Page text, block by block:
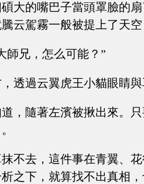
大的嘴巴子當頭罩臉的
云駕霧一般被提上了天
師兄，怎么可能？”
透過云翼虎王小貓眼睛
，隨著左濱被揪出來。
不去，這件事在青翼、
之下，就算找不出真相